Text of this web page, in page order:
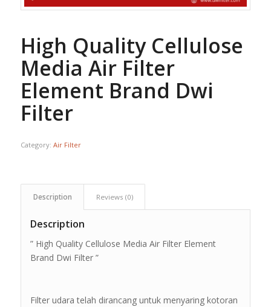
High Quality Cellulose
Media Air Filter
Element Brand Dwi
Filter
Category: Air Filter
Description Reviews (0)
Description
” High Quality Cellulose Media Air Filter Element
Brand Dwi Filter ”
Filter udara telah dirancang untuk menyaring kotoran